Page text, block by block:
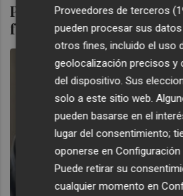
Puig y Díaz muestran su
frente común... en casi
Proveedores de terceros
pueden procesar sus
otros fines, incluido el uso
geolocalización precisos y
del dispositivo. Sus
solo a este sitio web.
pueden basarse en el
lugar del consentimiento;
oponerse enConfiguración
Puede retirar su
cualquier momento en